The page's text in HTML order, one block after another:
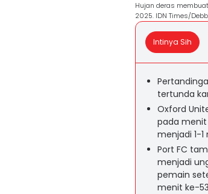
Hujan deras
2025. IDN Times/
Intinya Sih
tertunda
Oxford
pada menit
menjadi 1-
Port FC
menjadi
pemain
menit ke-